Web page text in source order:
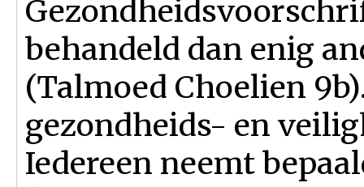
behandeld dan enig
(Talmoed Choelien
gezondheids- en
Iedereen neemt